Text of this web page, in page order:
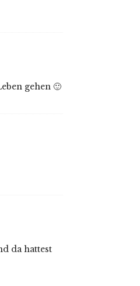
gehen 🙂
da hattest